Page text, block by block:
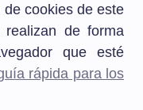
cookies de este
de forma
que esté
rápida para los